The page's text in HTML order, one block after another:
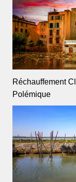
Réchauffement
Polémique